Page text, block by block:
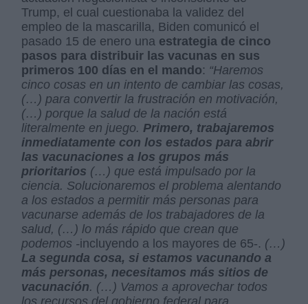
Trump, el cual cuestionaba la validez del
empleo de la mascarilla, Biden comunicó el
pasado 15 de enero una estrategia de cinco
pasos para distribuir las vacunas en sus
primeros 100 días en el mando: “Haremos
cinco cosas en un intento de cambiar las cosas,
(…) para convertir la frustración en motivación,
(…) porque la salud de la nación está
literalmente en juego. Primero, trabajaremos
inmediatamente con los estados para abrir
las vacunaciones a los grupos más
prioritarios (…) que está impulsado por la
ciencia. Solucionaremos el problema alentando
a los estados a permitir más personas para
vacunarse además de los trabajadores de la
salud, (…) lo más rápido que crean que
podemos -incluyendo a los mayores de 65-. (…)
La segunda cosa, si estamos vacunando a
más personas, necesitamos más sitios de
vacunación. (…) Vamos a aprovechar todos
los recursos del gobierno federal para